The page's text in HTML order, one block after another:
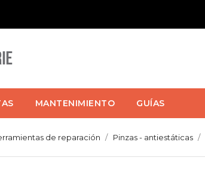
MANTENIMIENTO GUÍAS
de reparación Pinzas - antiestáticas